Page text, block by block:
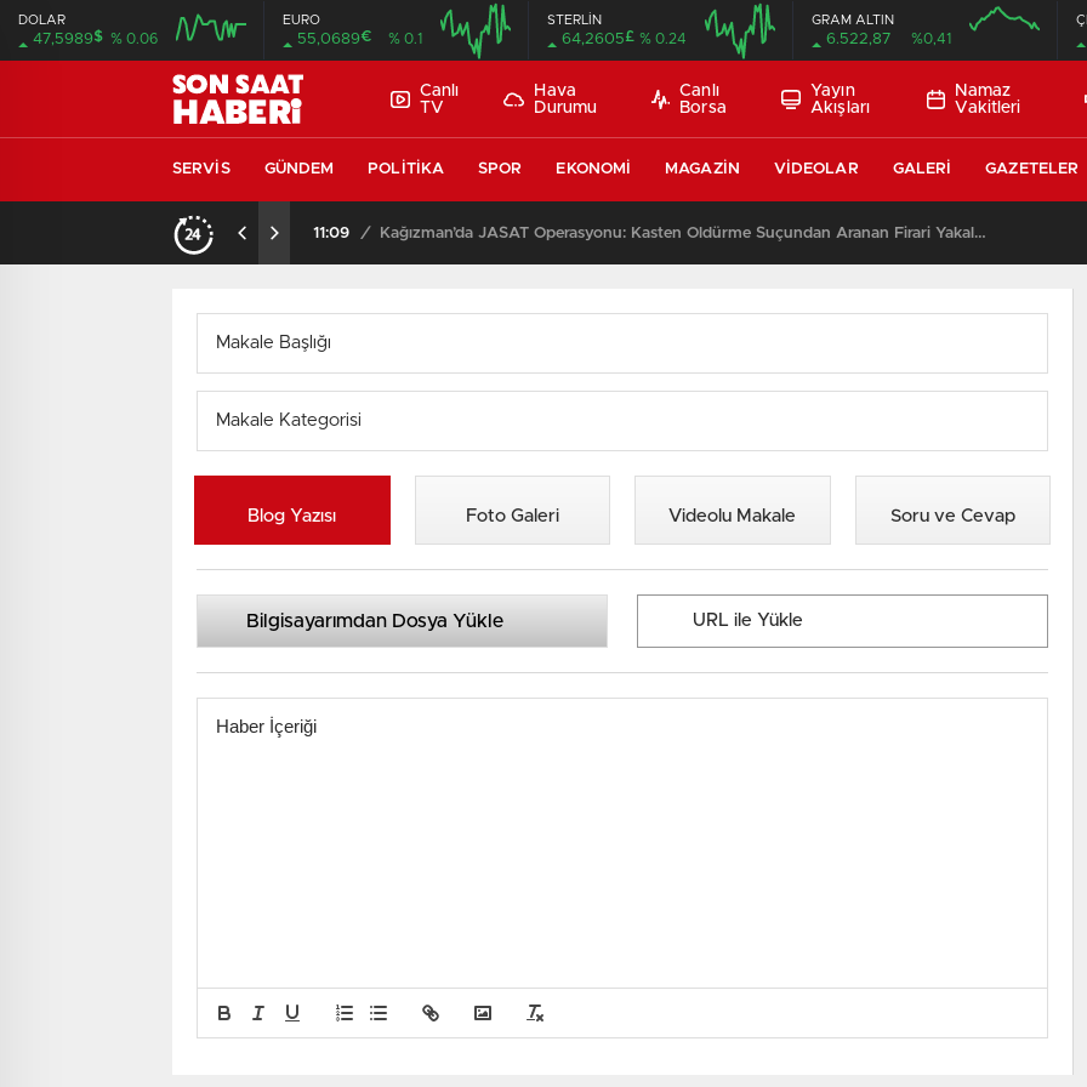
DOLAR
47,5989$ % 0.06
EURO
55,0689€ % 0.1
STERLİN
64,2605£ % 0.24
GRAM ALTIN
6.522,87 %0,41
Canlı
TV
Hava
Durumu
Canlı
Borsa
Yayın
Akışları
Namaz
Vakitleri
SERVIS GÜNDEM POLITIKA SPOR EKONOMI MAGAZIN VIDEOLAR GALERI GAZETELER
11:09 / Kağızman’da JASAT Operasyonu: Kasten Öldürme Suçundan Aranan Firari Yakalandı
Blog Yazısı Foto Galeri Videolu Makale Soru ve Cevap
Bilgisayarımdan Dosya Yükle